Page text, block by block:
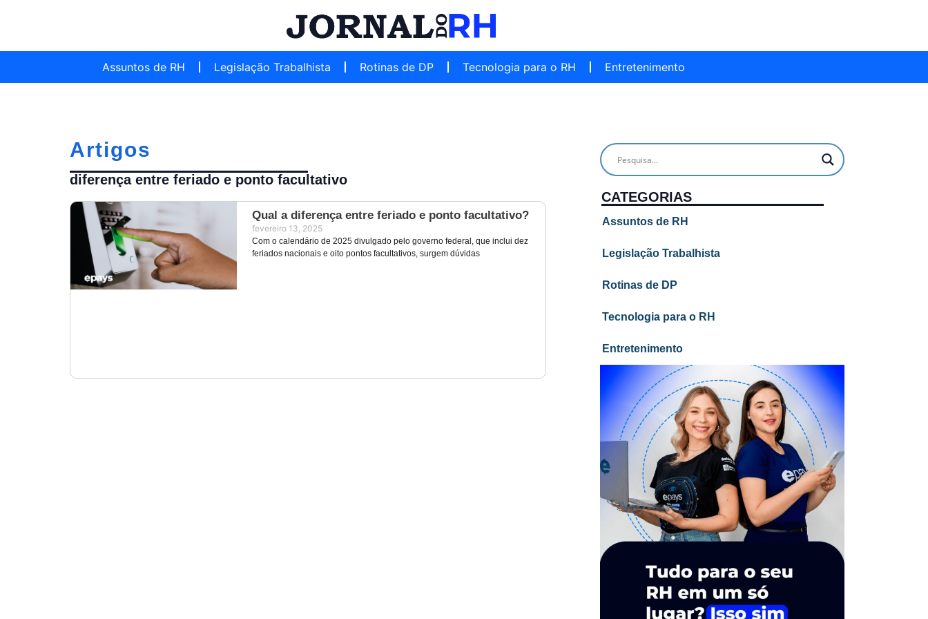
Assuntos de RH Legislação Trabalhista Rotinas de DP Tecnologia para o RH Entretenimento
Artigos
diferença entre feriado e ponto facultativo
Qual a diferença entre feriado e ponto facultativo?
fevereiro 13, 2025
Com o calendário de 2025 divulgado pelo governo federal, que inclui dez
feriados nacionais e oito pontos facultativos, surgem dúvidas
CATEGORIAS
Assuntos de RH
Legislação Trabalhista
Rotinas de DP
Tecnologia para o RH
Entretenimento